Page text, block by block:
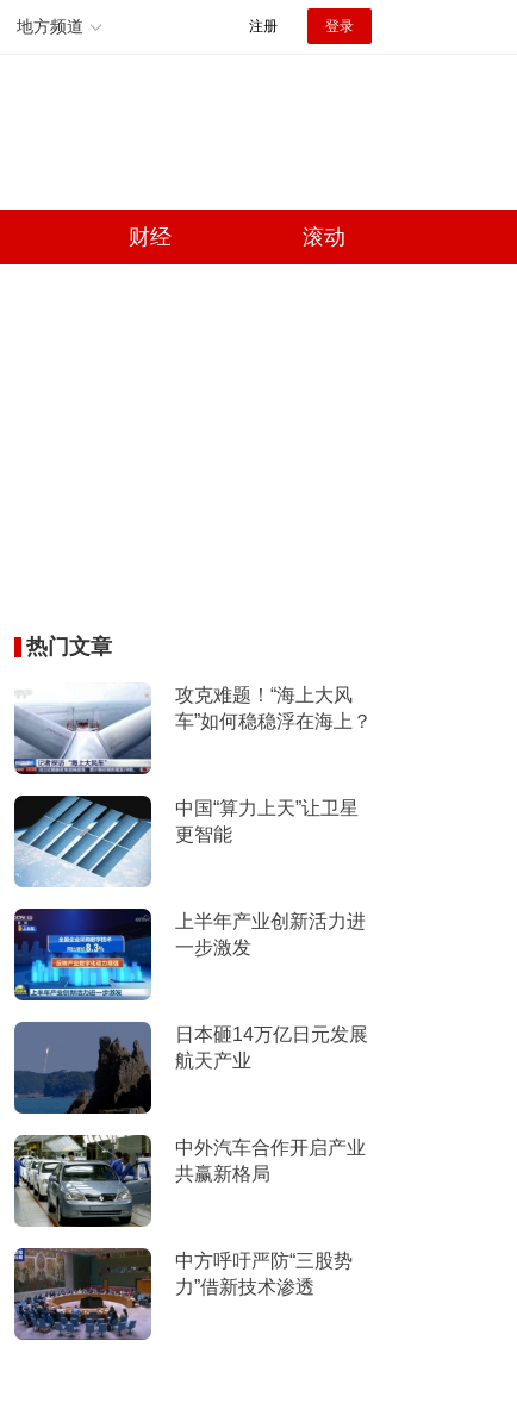
地方频道 注册 登录
财经 滚动
热门文章
攻克难题！“海上大风
车”如何稳稳浮在海上？
中国“算力上天”让卫星
更智能
上半年产业创新活力进
一步激发
日本砸14万亿日元发展
航天产业
中外汽车合作开启产业
共赢新格局
中方呼吁严防“三股势
力”借新技术渗透